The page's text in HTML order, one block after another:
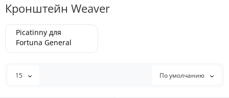
Кронштейн Weaver
Picatinny для
Fortuna General
15 По умолчанию